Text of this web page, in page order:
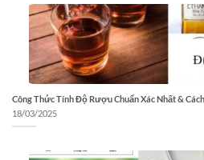
Công Thức Tính Độ Rượu Chuẩn Xác Nhất &
18/03/2025